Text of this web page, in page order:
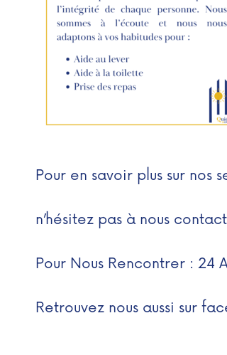
Pour en savoir plus sur
n’hésitez pas à nous
Pour Nous Rencontrer : 24
Retrouvez nous aussi sur